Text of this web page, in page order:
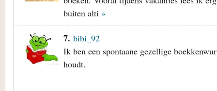
buiten alti »
7. bibi_92
Ik ben een spontaane gezellige
houdt.